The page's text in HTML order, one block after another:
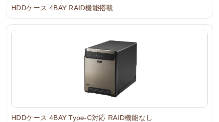
HDDケース 4BAY RAID機能搭載
HDDケース 4BAY Type-C対応 RAID機能なし